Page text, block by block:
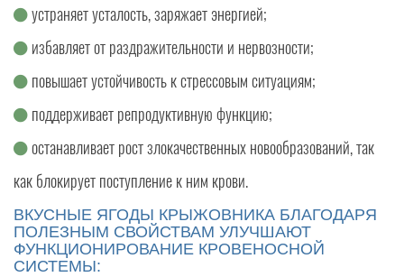
устраняет усталость, заряжает энергией;
избавляет от раздражительности и нервозности;
повышает устойчивость к стрессовым ситуациям;
поддерживает репродуктивную функцию;
останавливает рост злокачественных новообразований, так
как блокирует поступление к ним крови.
ВКУСНЫЕ ЯГОДЫ КРЫЖОВНИКА БЛАГОДАРЯ
ПОЛЕЗНЫМ СВОЙСТВАМ УЛУЧШАЮТ
ФУНКЦИОНИРОВАНИЕ КРОВЕНОСНОЙ
СИСТЕМЫ: